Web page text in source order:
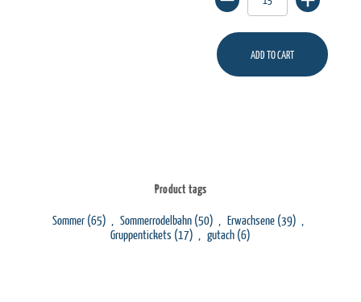
ADD TO CART
Product tags
Sommer (65) Sommerrodelbahn (50) Erwachsene (39)
Gruppentickets (17) gutach (6)